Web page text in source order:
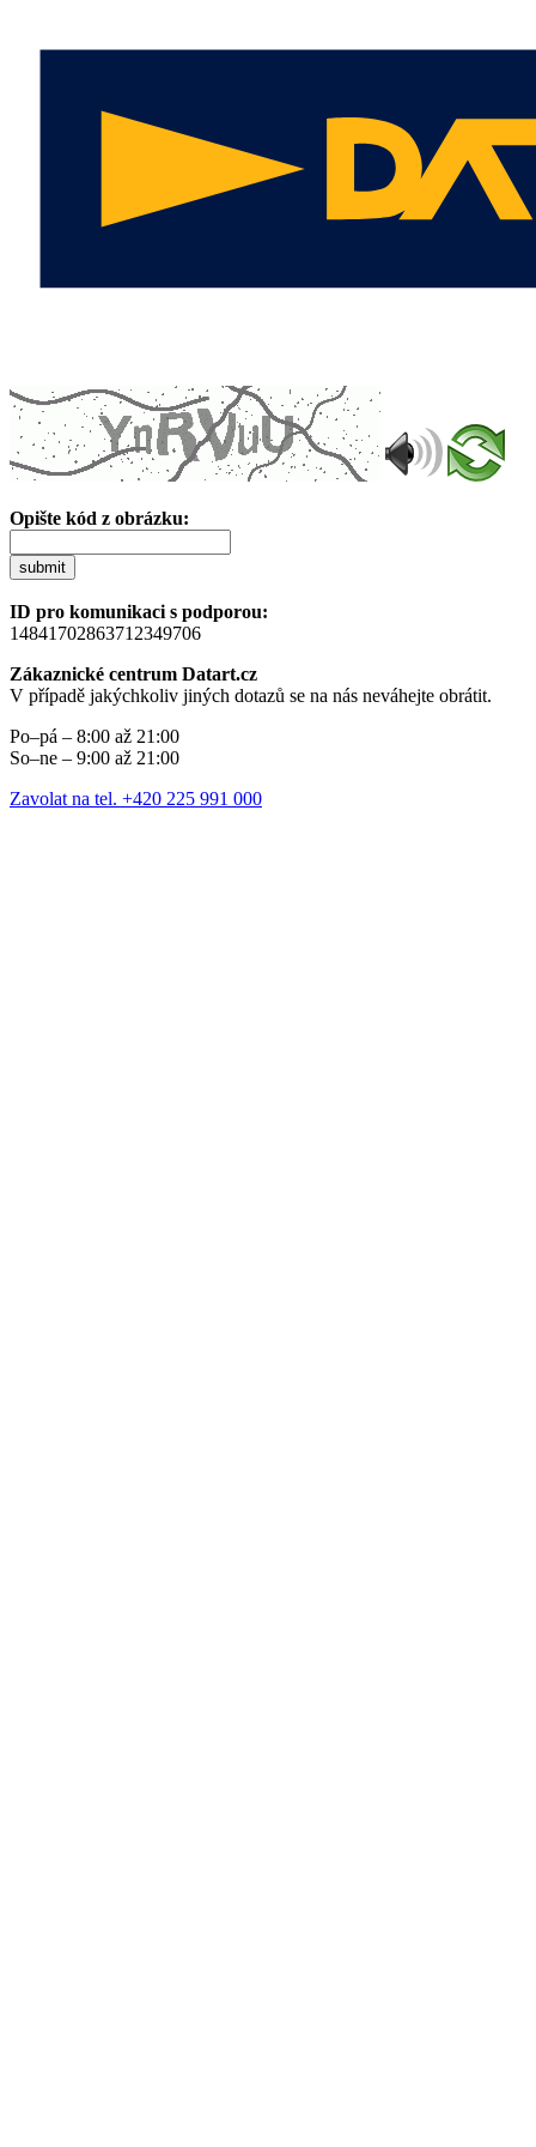
Opište kód z obrázku:
submit
ID pro komunikaci s podporou:
14841702863712349706
Zákaznické centrum Datart.cz
V případě jakýchkoliv jiných dotazů se na nás neváhejte obrátit.
Po–pá – 8:00 až 21:00
So–ne – 9:00 až 21:00
Zavolat na tel. +420 225 991 000